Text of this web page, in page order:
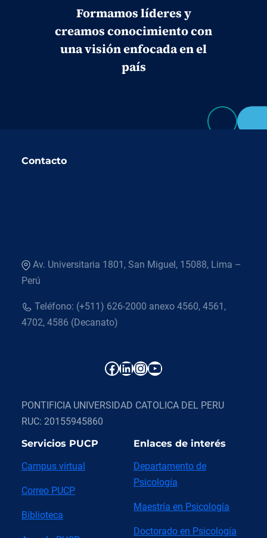
Formamos líderes y
creamos conocimiento con
una visión enfocada en el
país
Contacto
Av. Universitaria 1801, San Miguel, 15088, Lima –
Perú
Teléfono: (+511) 626-2000 anexo 4560, 4561,
4702, 4586 (Decanato)
Facebook LinkedIn InstagramYouTube
PONTIFICIA UNIVERSIDAD CATOLICA DEL PERU
RUC: 20155945860
Servicios PUCP
Campus virtual
Correo PUCP
Biblioteca
Enlaces de interés
Departamento de
Psicología
Maestría en Psicología
Doctorado en Psicología